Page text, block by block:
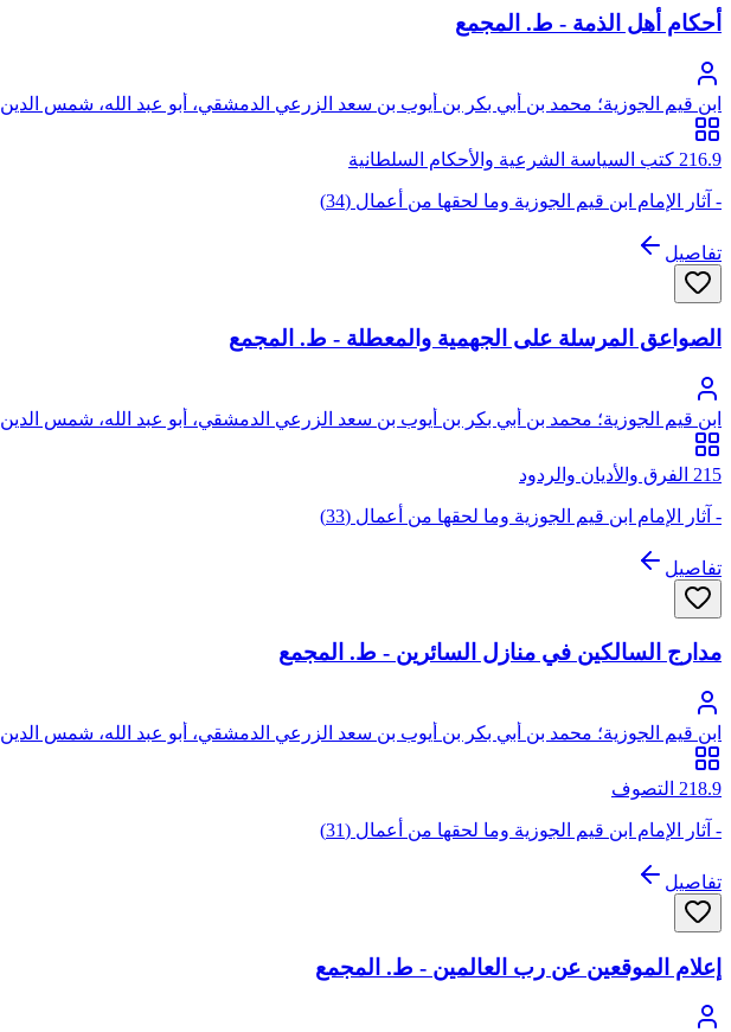
أحكام أهل الذمة - ط. المجمع
ابن قيم الجوزية؛ محمد بن أبي بكر بن أيوب بن سعد الزرعي الدمشقي، أبو عبد الله، شمس الدين
216.9 كتب السياسة الشرعية والأحكام السلطانية
- آثار الإمام ابن قيم الجوزية وما لحقها من أعمال (34)
تفاصيل
الصواعق المرسلة على الجهمية والمعطلة - ط. المجمع
ابن قيم الجوزية؛ محمد بن أبي بكر بن أيوب بن سعد الزرعي الدمشقي، أبو عبد الله، شمس الدين
215 الفرق والأديان والردود
- آثار الإمام ابن قيم الجوزية وما لحقها من أعمال (33)
تفاصيل
مدارج السالكين في منازل السائرين - ط. المجمع
ابن قيم الجوزية؛ محمد بن أبي بكر بن أيوب بن سعد الزرعي الدمشقي، أبو عبد الله، شمس الدين
218.9 التصوف
- آثار الإمام ابن قيم الجوزية وما لحقها من أعمال (31)
تفاصيل
إعلام الموقعين عن رب العالمين - ط. المجمع